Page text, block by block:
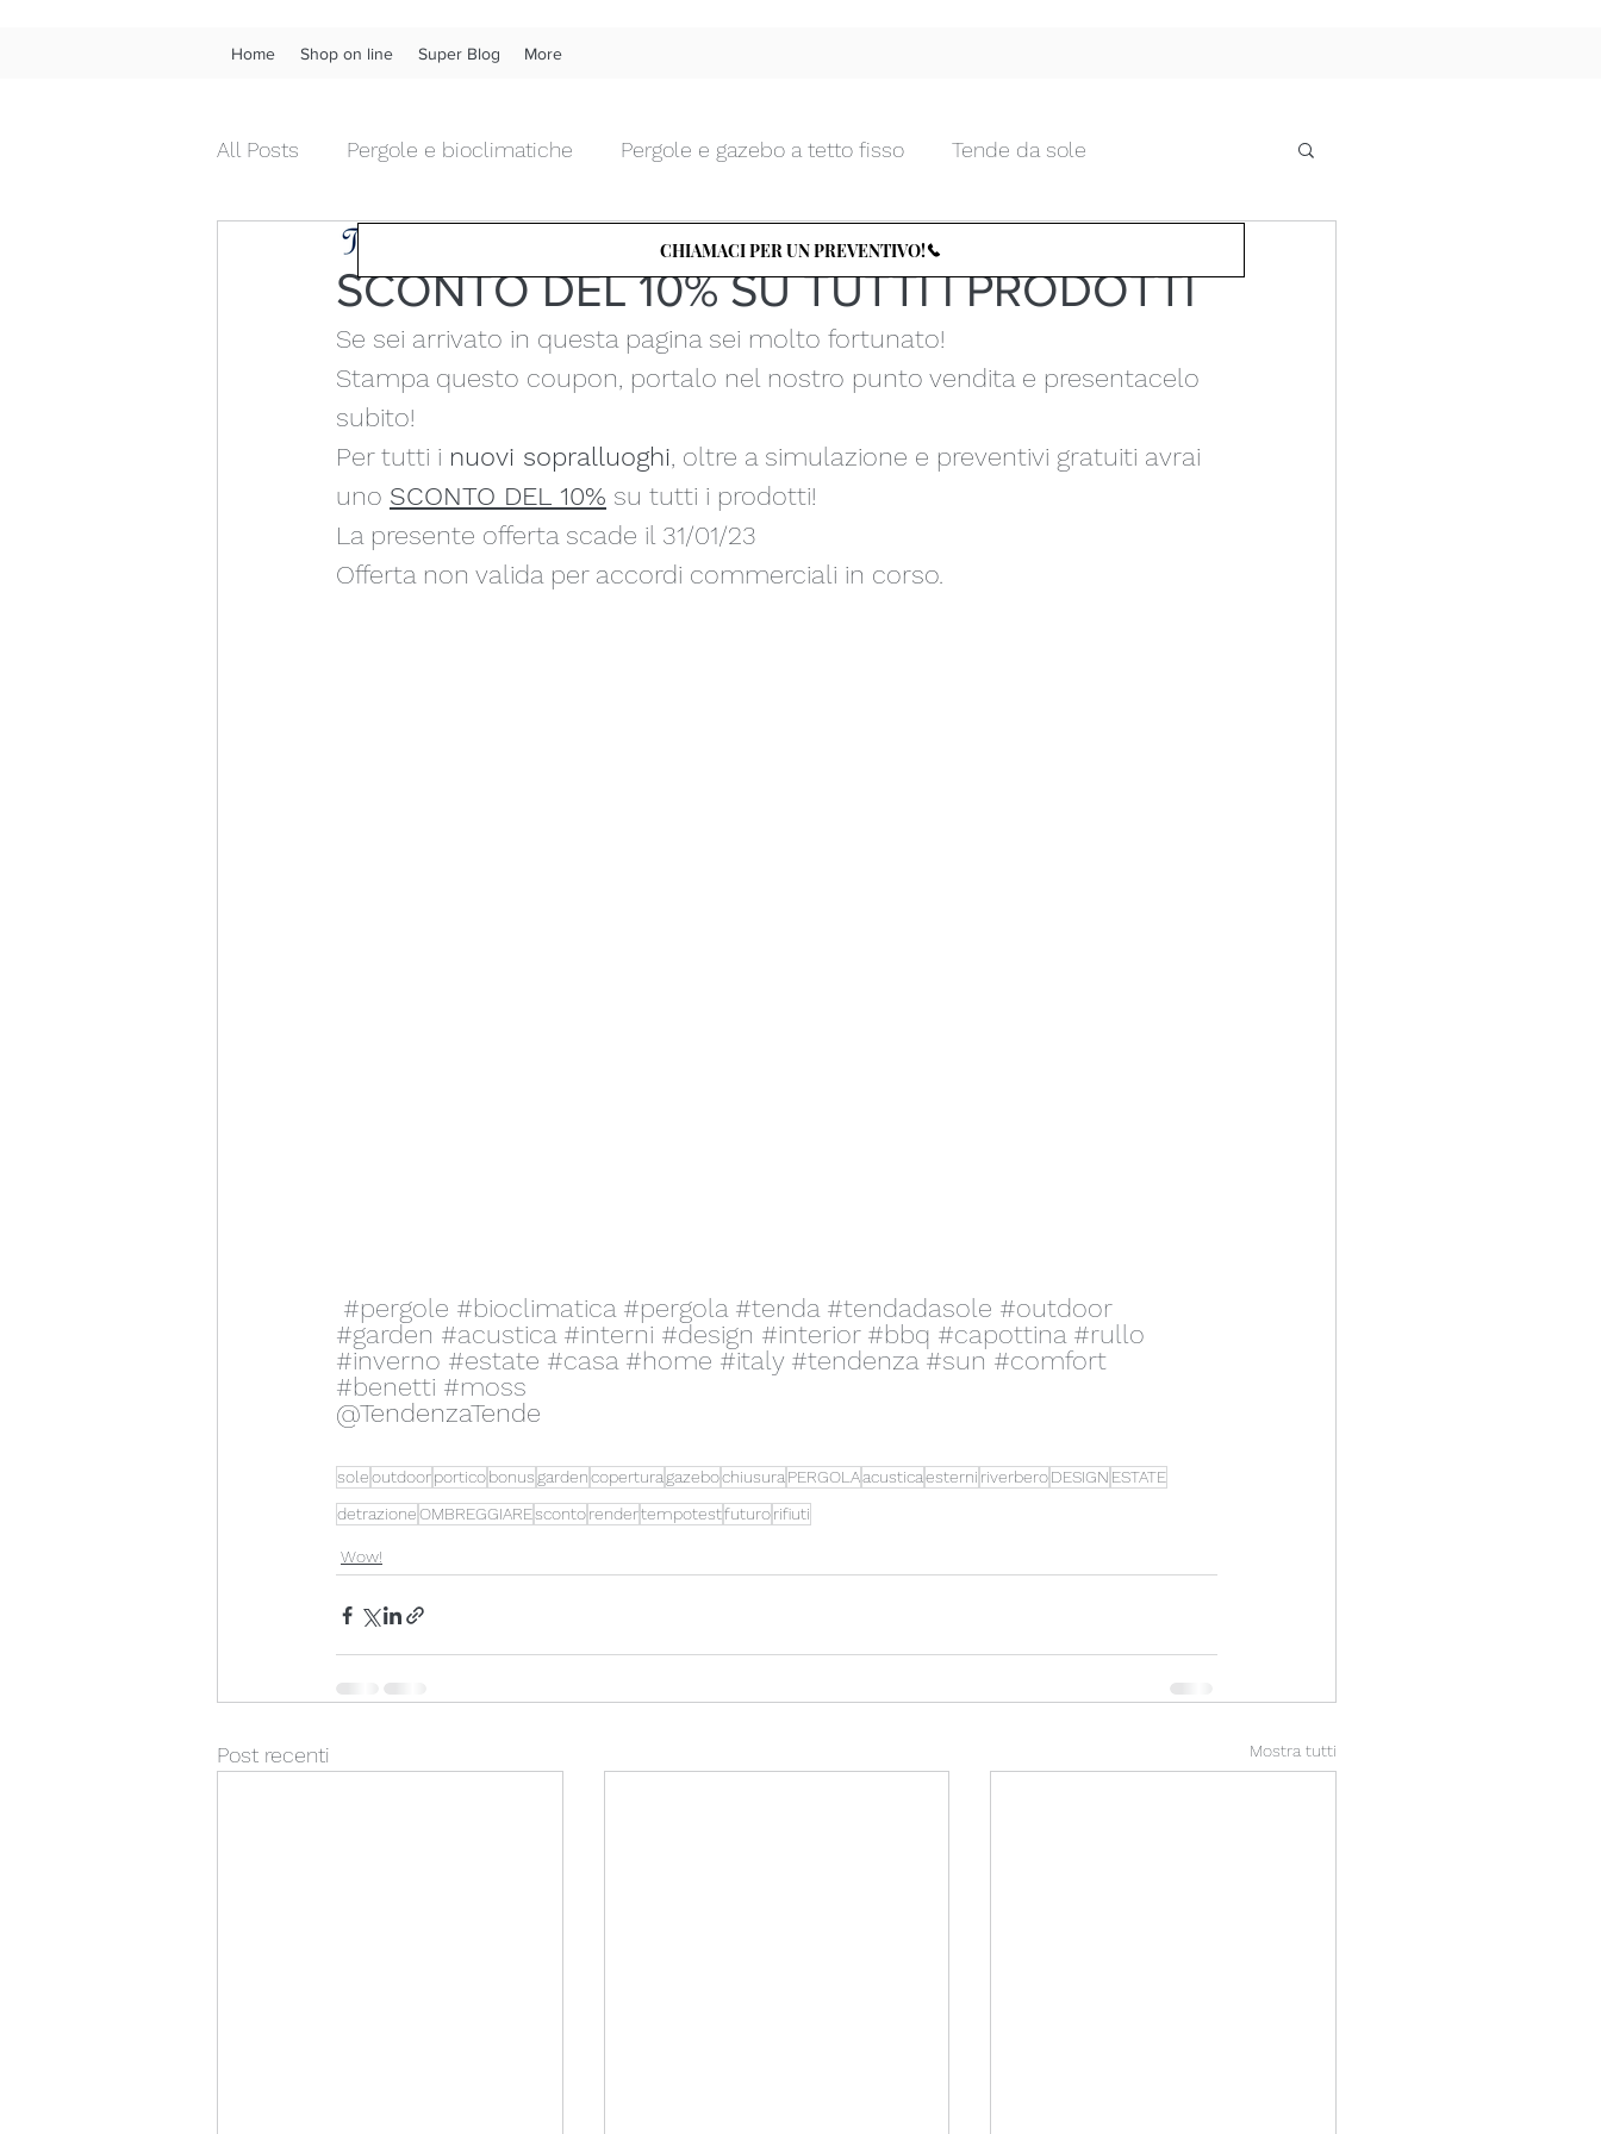
Home Shop on line Super Blog More
All Posts Pergole e bioclimatiche Pergole e gazebo a tetto fisso Tende da sole
Tende da interno diritte Tende da interno morbide Tende da interno tecniche
Chiusure da esterni in pvc Chiusure da esterni in vetro Zanzariere
Fonoassorbenza acustica
Frangivista Vele Cucine e BBQ
SCONTO DEL 10% SU TUTTI I PRODOTTI
Tempo di lettura: 1 min
Se sei arrivato in questa pagina sei molto fortunato!
Stampa questo coupon, portalo nel nostro punto vendita e presentacelo
subito!
Per tutti i nuovi sopralluoghi, oltre a simulazione e preventivi gratuiti avrai
uno SCONTO DEL 10% su tutti i prodotti!
La presente offerta scade il 31/01/23
Offerta non valida per accordi commerciali in corso.
#pergole #bioclimatica #pergola #tenda #tendadasole #outdoor
#garden #acustica #interni #design #interior #bbq #capottina #rullo
#inverno #estate #casa #home #italy #tendenza #sun #comfort
#benetti #moss
@TendenzaTende
soleoutdoorporticobonus gardencopertura gazebochiusura PERGOLAacusticaesterni riverberoDESIGN ESTATE
detrazioneOMBREGGIAREscontorendertempotestfuturorifiuti
Wow!
Post recenti Mostra tutti
CHIAMACI PER UN PREVENTIVO!